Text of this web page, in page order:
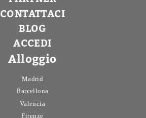
CONTATTACI
BLOG
ACCEDI
Alloggio
Madrid
Barcellona
Valencia
Firenze